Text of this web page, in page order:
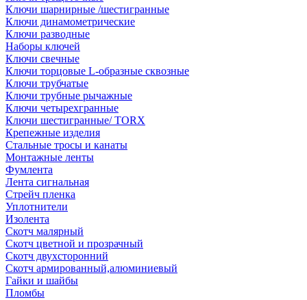
Ключи шарнирные /шестигранные
Ключи динамометрические
Ключи разводные
Наборы ключей
Ключи свечные
Ключи торцовые L-образные сквозные
Ключи трубчатые
Ключи трубные рычажные
Ключи четырехгранные
Ключи шестигранные/ TORX
Крепежные изделия
Стальные тросы и канаты
Монтажные ленты
Фумлента
Лента сигнальная
Стрейч пленка
Уплотнители
Изолента
Скотч малярный
Скотч цветной и прозрачный
Скотч двухсторонний
Скотч армированный,алюминиевый
Гайки и шайбы
Пломбы